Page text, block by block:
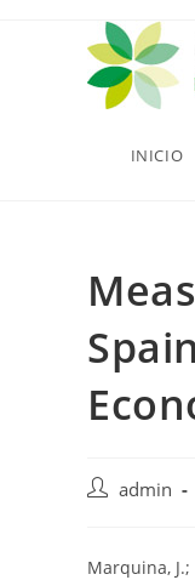
INICIO
Autor
entrada:
admin
Marquina,